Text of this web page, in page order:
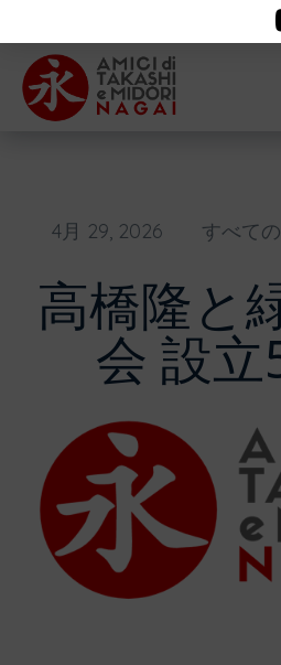
4月 29, 2026 すべて
高橋隆と
会 設